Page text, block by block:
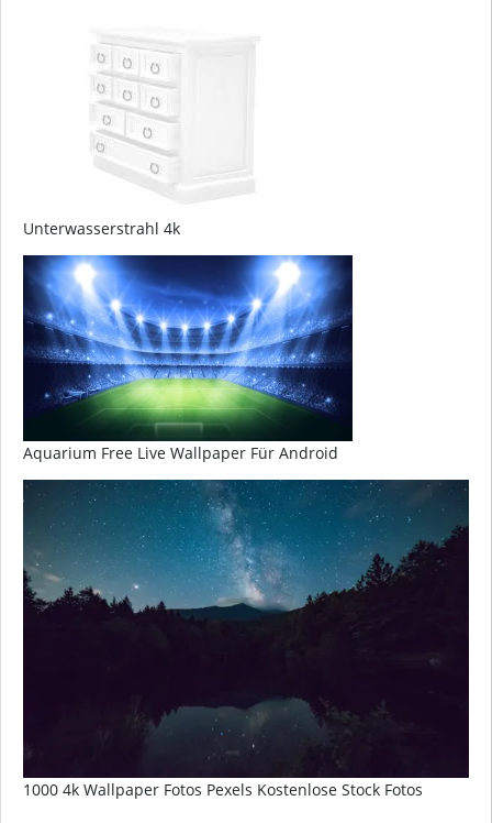
Unterwasserstrahl 4k
Aquarium Free Live Wallpaper Für Android
1000 4k Wallpaper Fotos Pexels Kostenlose Stock Fotos